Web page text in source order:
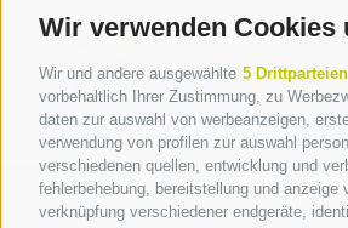
Wir verwenden Cookies
Wir und andere ausgewählte 5 Drittparteien
vorbehaltlich Ihrer Zustimmung, zu
daten zur auswahl von werbeanzeigen,
verwendung von profilen zur auswahl
verschiedenen quellen, entwicklung und
fehlerbehebung, bereitstellung und
verknüpfung verschiedener endgeräte,
Dr.-
Tel. +39